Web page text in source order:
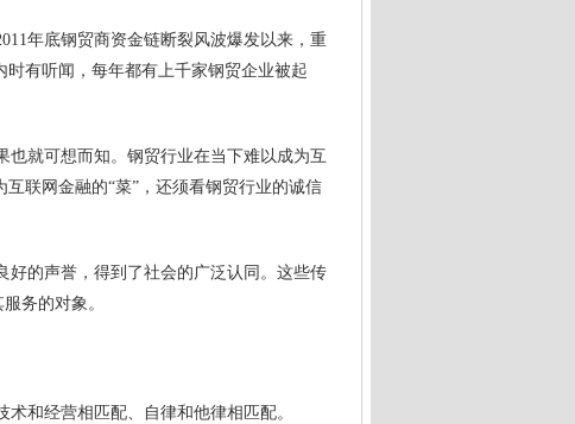
年底钢贸商资金链断裂风波爆发以来，重
有听闻，每年都有上千家钢贸企业被起
就可想而知。钢贸行业在当下难以成为互
联网金融的“菜”，还须看钢贸行业的诚信
好的声誉，得到了社会的广泛认同。这些传
务的对象。
和经营相匹配、自律和他律相匹配。